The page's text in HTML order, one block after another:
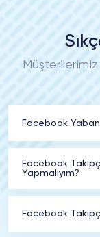
Facebook
Facebook
Yapmalıyım?
Facebook